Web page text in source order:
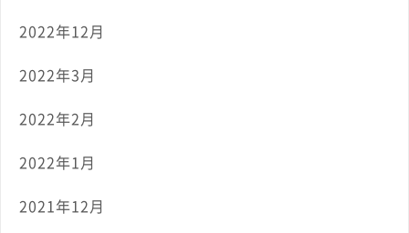
2022年12月
2022年3月
2022年2月
2022年1月
2021年12月